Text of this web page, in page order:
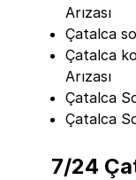
Arızası
Çatalca
Çatalca
Arızası
Çatalca
Çatalca
7/24